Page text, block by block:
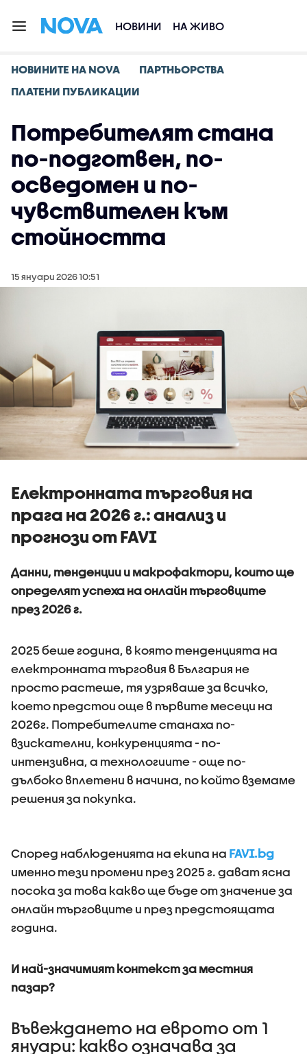
НОВИНИ НА ЖИВО
НОВИНИТЕ НА NOVA
ПАРТНЬОРСТВА
ПЛАТЕНИ ПУБЛИКАЦИИ
Потребителят стана
по-подготвен, по-
осведомен и по-
чувствителен към
стойността
15 януари 2026 10:51
Електронната търговия на
прага на 2026 г.: анализ и
прогнози от FAVI
Данни, тенденции и макрофактори, които ще
определят успеха на онлайн търговците
през 2026 г.
2025 беше година, в която тенденцията на
електронната търговия в България не
просто растеше, тя узрявашe за всичко,
което предстои още в първите месеци на
2026г. Потребителите станаха по-
взискателни, конкуренцията - по-
интензивна, а технологиите - още по-
дълбоко вплетени в начина, по който вземаме
решения за покупка.
Според наблюденията на екипа на FAVI.bg
именно тези промени през 2025 г. дават ясна
посока за това какво ще бъде от значение за
онлайн търговците и през предстоящата
година.
И най-значимият контекст за местния
пазар?
Въвеждането на еврото от 1
януари: какво означава за